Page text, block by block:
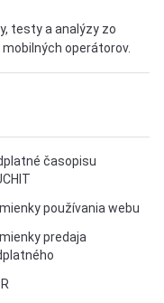
testy a analýzy zo
operátorov.
časopisu
používania webu
predaja